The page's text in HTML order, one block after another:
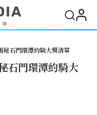
石門環潭約騎大獎清單
石門環潭約騎大